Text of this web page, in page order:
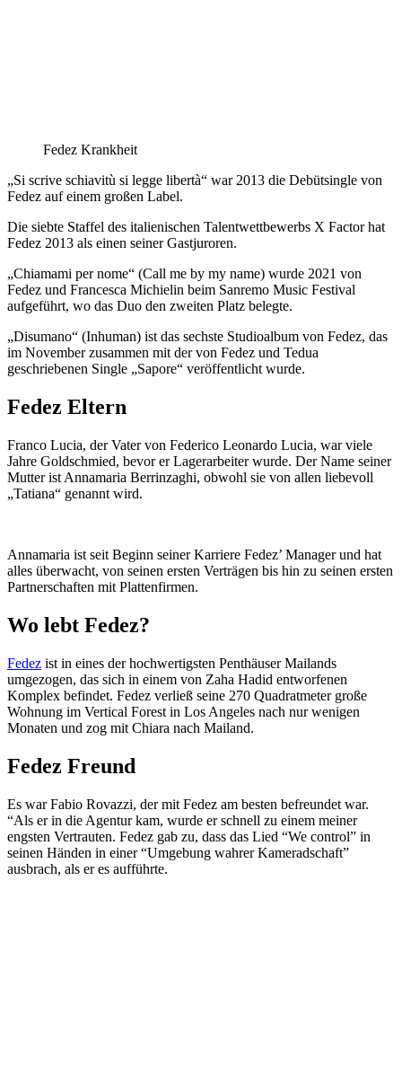
Fedez Krankheit
„Si scrive schiavitù si legge libertà“ war 2013 die Debütsingle von
Fedez auf einem großen Label.
Die siebte Staffel des italienischen Talentwettbewerbs X Factor hat
Fedez 2013 als einen seiner Gastjuroren.
„Chiamami per nome“ (Call me by my name) wurde 2021 von
Fedez und Francesca Michielin beim Sanremo Music Festival
aufgeführt, wo das Duo den zweiten Platz belegte.
„Disumano“ (Inhuman) ist das sechste Studioalbum von Fedez, das
im November zusammen mit der von Fedez und Tedua
geschriebenen Single „Sapore“ veröffentlicht wurde.
Fedez Eltern
Franco Lucia, der Vater von Federico Leonardo Lucia, war viele
Jahre Goldschmied, bevor er Lagerarbeiter wurde. Der Name seiner
Mutter ist Annamaria Berrinzaghi, obwohl sie von allen liebevoll
„Tatiana“ genannt wird.
Annamaria ist seit Beginn seiner Karriere Fedez’ Manager und hat
alles überwacht, von seinen ersten Verträgen bis hin zu seinen ersten
Partnerschaften mit Plattenfirmen.
Wo lebt Fedez?
Fedez ist in eines der hochwertigsten Penthäuser Mailands
umgezogen, das sich in einem von Zaha Hadid entworfenen
Komplex befindet. Fedez verließ seine 270 Quadratmeter große
Wohnung im Vertical Forest in Los Angeles nach nur wenigen
Monaten und zog mit Chiara nach Mailand.
Fedez Freund
Es war Fabio Rovazzi, der mit Fedez am besten befreundet war.
“Als er in die Agentur kam, wurde er schnell zu einem meiner
engsten Vertrauten. Fedez gab zu, dass das Lied “We control” in
seinen Händen in einer “Umgebung wahrer Kameradschaft”
ausbrach, als er es aufführte.